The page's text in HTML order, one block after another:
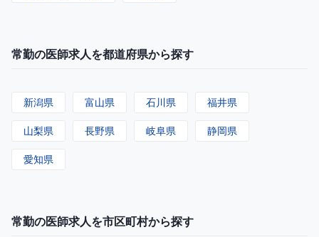
常勤の医師求人を都道府県から探す
新潟県 富山県 石川県 福井県
山梨県 長野県 岐阜県 静岡県
愛知県
常勤の医師求人を市区町村から探す